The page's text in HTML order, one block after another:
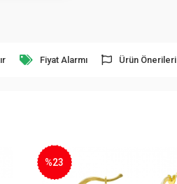
Fiyat Alarmı Ürün Önerileri
%23